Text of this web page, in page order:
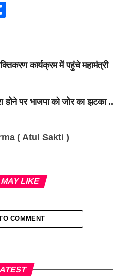
Share
कार्यक्रम में पहुंचे महामंत्री
होने पर भाजपा को जोर का झटका ..
( Atul Sakti )
MAY LIKE
COMMENT